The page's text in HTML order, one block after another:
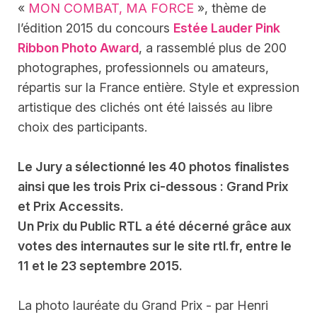
« MON COMBAT, MA FORCE », thème de
l’édition 2015 du concours Estée Lauder Pink
Ribbon Photo Award, a rassemblé plus de 200
photographes, professionnels ou amateurs,
répartis sur la France entière. Style et expression
artistique des clichés ont été laissés au libre
choix des participants.
Le Jury a sélectionné les 40 photos finalistes
ainsi que les trois Prix ci-dessous : Grand Prix
et Prix Accessits.
Un Prix du Public RTL a été décerné grâce aux
votes des internautes sur le site rtl.fr, entre le
11 et le 23 septembre 2015.
La photo lauréate du Grand Prix - par Henri